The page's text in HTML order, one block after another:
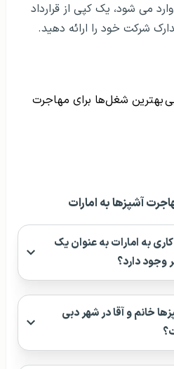
وارد می شود، یک کپی از قرارداد
شرکت خود را ارائه دهید.
بهترین شغل‌ها برای مهاجرت
آشپزها به امارات
به امارات به عنوان یک
وجود دارد؟
خانم و آقا در شهر دبی